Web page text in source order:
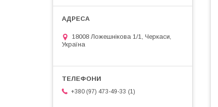
18008 Ложешнікова 1/1, Черкаси,
Україна
+380 (97) 473-49-33 1